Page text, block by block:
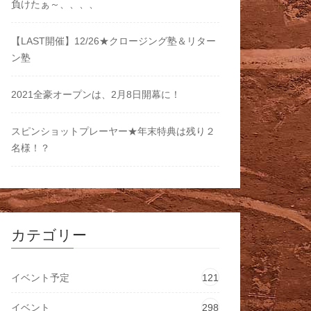
負けたぁ～、、、、
【LAST開催】12/26★クロージング塾＆リター
ン塾
2021全豪オープンは、2月8日開幕に！
スピンショットプレーヤー★年末特典は残り２
名様！？
カテゴリー
イベント予定 121
イベント 298